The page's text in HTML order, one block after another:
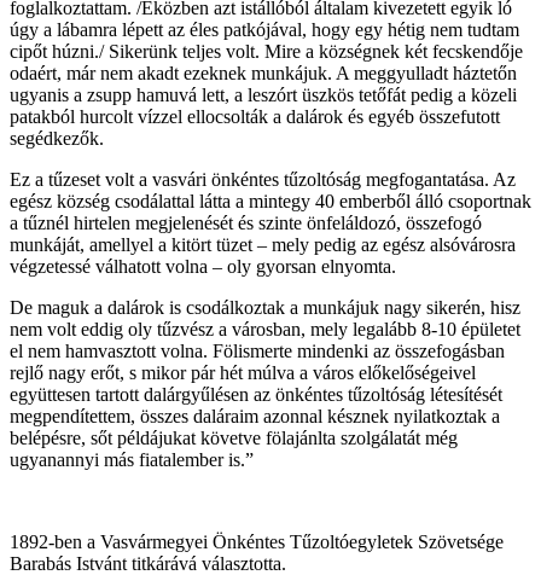
foglalkoztattam. /Eközben azt istállóból általam kivezetett egyik ló
úgy a lábamra lépett az éles patkójával, hogy egy hétig nem tudtam
cipőt húzni./ Sikerünk teljes volt. Mire a községnek két fecskendője
odaért, már nem akadt ezeknek munkájuk. A meggyulladt háztetőn
ugyanis a zsupp hamuvá lett, a leszórt üszkös tetőfát pedig a közeli
patakból hurcolt vízzel ellocsolták a dalárok és egyéb összefutott
segédkezők.
Ez a tűzeset volt a vasvári önkéntes tűzoltóság megfogantatása. Az
egész község csodálattal látta a mintegy 40 emberből álló csoportnak
a tűznél hirtelen megjelenését és szinte önfeláldozó, összefogó
munkáját, amellyel a kitört tüzet – mely pedig az egész alsóvárosra
végzetessé válhatott volna – oly gyorsan elnyomta.
De maguk a dalárok is csodálkoztak a munkájuk nagy sikerén, hisz
nem volt eddig oly tűzvész a városban, mely legalább 8-10 épületet
el nem hamvasztott volna. Fölismerte mindenki az összefogásban
rejlő nagy erőt, s mikor pár hét múlva a város előkelőségeivel
együttesen tartott dalárgyűlésen az önkéntes tűzoltóság létesítését
megpendítettem, összes daláraim azonnal késznek nyilatkoztak a
belépésre, sőt példájukat követve fölajánlta szolgálatát még
ugyanannyi más fiatalember is.”
1892-ben a Vasvármegyei Önkéntes Tűzoltóegyletek Szövetsége
Barabás Istvánt titkárává választotta.